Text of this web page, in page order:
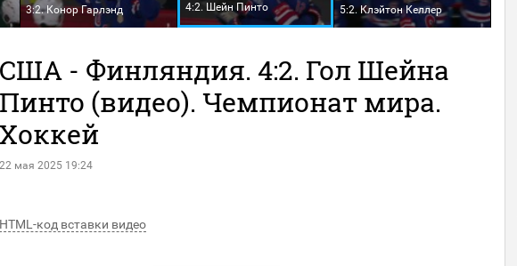
3:2. Конор Гарлэнд 4:2. Шейн Пинто 5:2. Клэйтон Келлер
США - Финляндия. 4:2. Гол Шейна
Пинто (видео). Чемпионат мира.
Хоккей
22 мая 2025 19:24
HTML-код вставки видео